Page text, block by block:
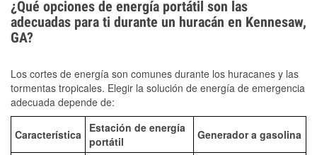
¿Qué opciones de energía portátil son las
adecuadas para ti durante un huracán en Kennesaw,
GA?
Los cortes de energía son comunes durante los huracanes y las
tormentas tropicales. Elegir la solución de energía de emergencia
adecuada depende de:
Característica
Estación de energía
portátil
Generador a gasolina